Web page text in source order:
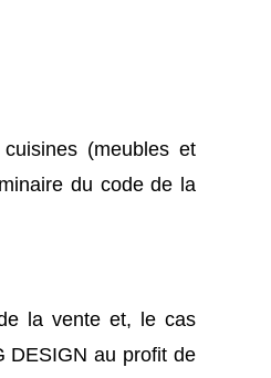
(meubles et
du code de la
la vente et, le cas
DESIGN au profit de